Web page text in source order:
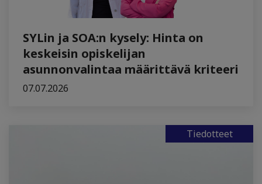
SYLin ja SOA:n kysely: Hinta on
keskeisin opiskelijan
asunnonvalintaa määrittävä kriteeri
07.07.2026
Tiedotteet